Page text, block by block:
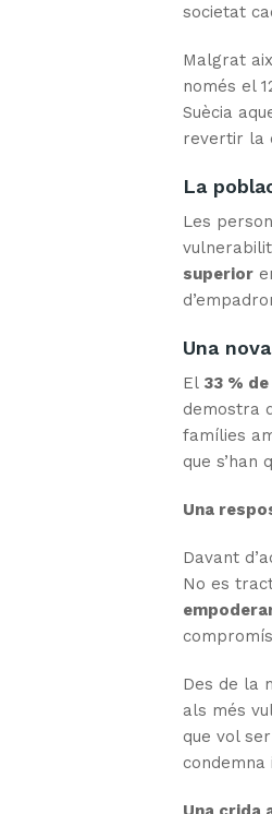
societat
Malgrat
només el
Suècia
revertir la
La
Les
superior
Una
El 33 %
demostra
famílies
que s’han
Una
Davant
No es
Des de la
als més
que vol
condemna